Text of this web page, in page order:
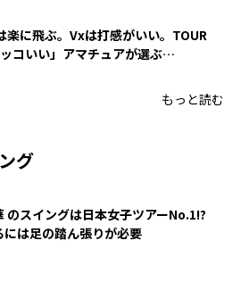
楽に飛ぶ。Vxは打感がいい。TOUR
コいい」アマチュアが選ぶ
もっと読む
グ
のスイングは日本女子ツアーNo.1!?
には足の踏ん張りが必要